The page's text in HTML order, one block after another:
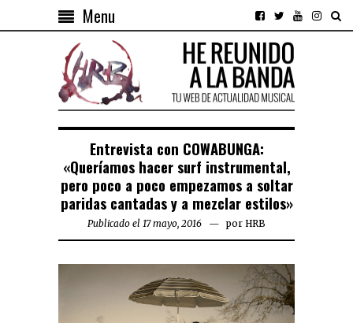
Menu
Entrevista con COWABUNGA:
«Queríamos hacer surf instrumental,
pero poco a poco empezamos a soltar
paridas cantadas y a mezclar estilos»
Publicado el 17 mayo, 2016 por HRB